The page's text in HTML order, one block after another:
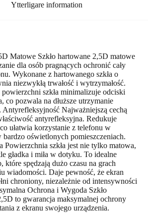
Ytterligare information
Matowe Szkło hartowane 2,5D matowe
dla osób pragnących ochronić cały
Wykonane z hartowanego szkła o
niezwykłą trwałość i wytrzymałość.
szkła minimalizuje odciski
co pozwala na dłuższe utrzymanie
Najważniejszą cechą
antyrefleksyjna. Redukuje
ułatwia korzystanie z telefonu w
bardzo oświetlonych pomieszczeniach.
Powierzchnia szkła jest nie tylko matowa,
gładka i miła w dotyku. To idealne
które spędzają dużo czasu na grach
wiadomości. Daje pewność, że ekran
chroniony, niezależnie od intensywności
Ochrona i Wygoda Szkło
to gwarancja maksymalnej ochrony
z ekranu swojego urządzenia.